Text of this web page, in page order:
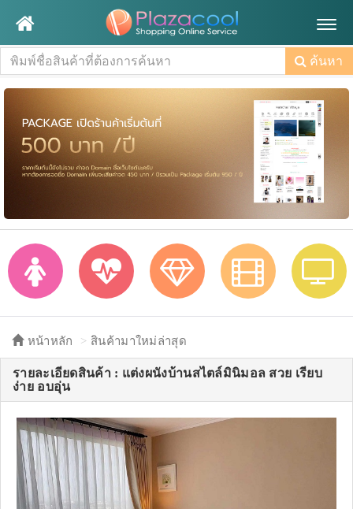
ค้นหา
หน้าหลัก สินค้ามาใหม่ล่าสุด
รายละเอียดสินค้า : แต่งผนังบ้านสไตล์มินิมอล สวย เรียบ
ง่าย อบอุ่น